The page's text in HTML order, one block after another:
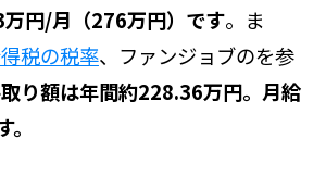
円/月（276万円）です。ま
税の税率、ファンジョブのを参
り額は年間約228.36万円。月給